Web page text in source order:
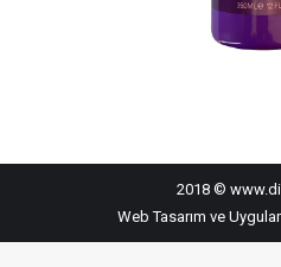
2018 ©
Web Tasarım ve